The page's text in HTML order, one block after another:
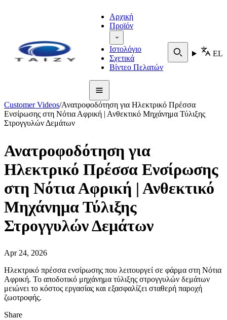
Αρχική
Προϊόν
Ιστολόγιο
Σχετικά
Βίντεο Πελατών
EL
Customer Videos/Ανατροφοδότηση για Ηλεκτρικό Πρέσσα
Ενσίρωσης στη Νότια Αφρική | Ανθεκτικό Μηχάνημα Τύλιξης
Στρογγυλών Δεμάτων
Ανατροφοδότηση για
Ηλεκτρικό Πρέσσα Ενσίρωσης
στη Νότια Αφρική | Ανθεκτικό
Μηχάνημα Τύλιξης
Στρογγυλών Δεμάτων
Apr 24, 2026
Ηλεκτρικό πρέσσα ενσίρωσης που λειτουργεί σε φάρμα στη Νότια
Αφρική. Το αποδοτικό μηχάνημα τύλιξης στρογγυλών δεμάτων
μειώνει το κόστος εργασίας και εξασφαλίζει σταθερή παροχή
ζωοτροφής.
Share